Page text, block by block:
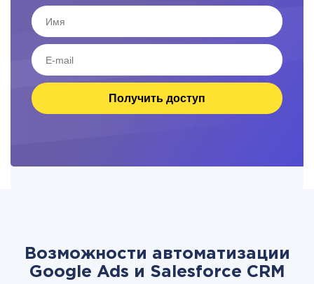
Получить доступ
Возможности автоматизации
Google Ads и Salesforce CRM